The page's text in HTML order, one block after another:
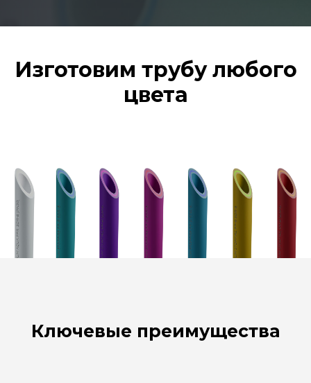
Изготовим трубу любого
цвета
Ключевые преимущества